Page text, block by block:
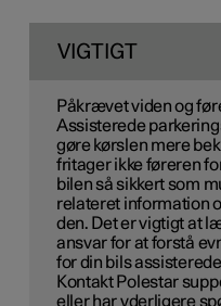
VIGTIGT
Påkrævet viden og
Assisterede
gøre kørslen mere
fritager ikke føreren
bilen så sikkert som
relateret information
den. Det er vigtigt at
ansvar for at forstå
for din bils
Kontakt Polestar
eller har yderligere